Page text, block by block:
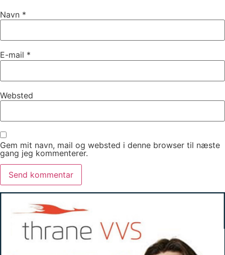
Navn *
E-mail *
Websted
Gem mit navn, mail og websted i denne browser til næste
gang jeg kommenterer.